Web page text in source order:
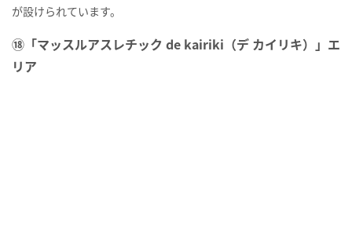
が設けられています。
⑱「マッスルアスレチック de kairiki（デ カイリキ）」エ
リア